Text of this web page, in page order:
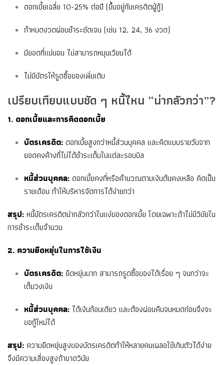
ดอกเบี้ยเฉลี่ย 10-25% ต่อปี (ขึ้นอยู่กับเครดิตผู้กู้)
กำหนดงวดผ่อนชำระชัดเจน (เช่น 12, 24, 36 งวด)
มียอดที่แน่นอน ไม่สามารถหมุนเวียนได้
ไม่มีบัตรให้รูดซื้อของเพิ่มเติม
เปรียบเทียบแบบชัด ๆ หนี้ไหน “น่ากลัวกว่า”?
1. ดอกเบี้ยและการคิดดอกเบี้ย
บัตรเครดิต:ดอกเบี้ยสูงกว่าหนี้ส่วนบุคคล และคิดแบบรายวันจาก
ยอดคงค้างที่ไม่ได้ชำระเต็มในแต่ละรอบบิล
หนี้ส่วนบุคคล:ดอกเบี้ยคงที่หรือคำนวณตามเงินต้นคงเหลือ คิดเป็น
รายเดือน ทำให้บริหารจัดการได้ง่ายกว่า
สรุป: หนี้บัตรเครดิตน่ากลัวกว่าในแง่ของดอกเบี้ย โดยเฉพาะถ้าไม่มีวินัยใน
การชำระเต็มจำนวน
2. ความยืดหยุ่นในการใช้เงิน
บัตรเครดิต:ยืดหยุ่นมาก สามารถรูดซื้อของได้เรื่อย ๆ จนกว่าจะ
เต็มวงเงิน
หนี้ส่วนบุคคล:ได้เงินก้อนเดียว และต้องผ่อนคืนจนหมดก่อนจึงจะ
ขอกู้ใหม่ได้
สรุป: ความยืดหยุ่นสูงของบัตรเครดิตทำให้หลายคนเผลอใช้เกินตัวได้ง่าย
จึงมีความเสี่ยงสูงถ้าขาดวินัย